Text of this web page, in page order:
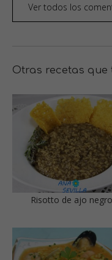
Ver todos los
Otras recetas que
Risotto de ajo negro